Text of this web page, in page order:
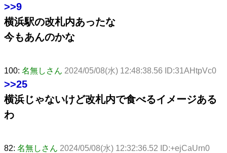
>>9
横浜駅の改札内あったな
今もあんのかな
100: 名無しさん 2024/05/08(水) 12:48:38.56 ID:31AHtpVc0
>>25
横浜じゃないけど改札内で食べるイメージある
わ
82: 名無しさん 2024/05/08(水) 12:32:36.52 ID:+ejCaUrn0